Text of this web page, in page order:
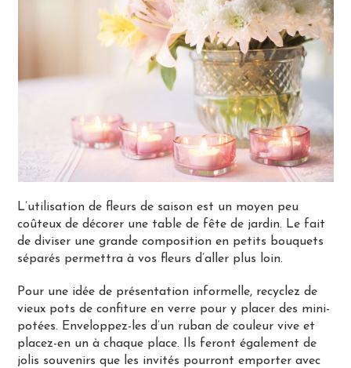
L’utilisation de fleurs de saison est un moyen peu
coûteux de décorer une table de fête de jardin. Le fait
de diviser une grande composition en petits bouquets
séparés permettra à vos fleurs d’aller plus loin.
Pour une idée de présentation informelle, recyclez de
vieux pots de confiture en verre pour y placer des mini-
potées. Enveloppez-les d’un ruban de couleur vive et
placez-en un à chaque place. Ils feront également de
jolis souvenirs que les invités pourront emporter avec